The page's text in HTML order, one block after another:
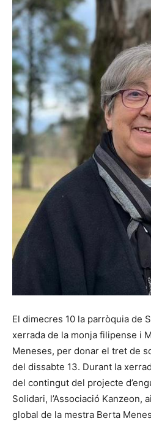
El dimecres 10 la parròquia de
xerrada de la monja filipense i
Meneses, per donar el tret de
del dissabte 13. Durant la
del contingut del projecte
Solidari, l’Associació Kanzeon,
global de la mestra Berta